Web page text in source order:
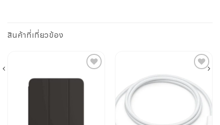
สินค้าที่เกี่ยวข้อง
wishlist wishlist